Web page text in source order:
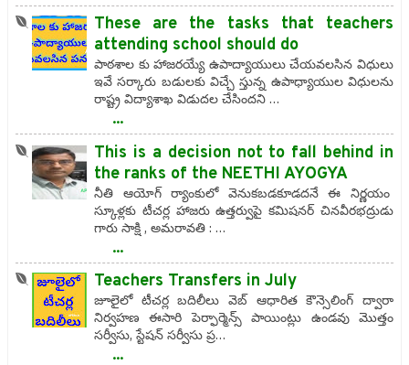
These are the tasks that teachers
attending school should do
పాఠశాల కు హాజరయ్యే ఉపాద్యాయులు చేయవలసిన విధులు
ఇవే సర్కారు బడులకు విచ్చే స్తున్న ఉపాధ్యాయుల విధులను
రాష్ట్ర విద్యాశాఖ విడుదల చేసిందని …
...
This is a decision not to fall behind in
the ranks of the NEETHI AYOGYA
నీతి ఆయోగ్ ర్యాంకులో వెనుకబడకూడదనే ఈ నిర్ణయం
స్కూళ్లకు టీచర్ల హాజరు ఉత్తర్వుపై కమిషనర్ చినవీరభద్రుడు
గారు సాక్షి , అమరావతి : …
...
Teachers Transfers in July
జూలైలో టీచర్ల బదిలీలు వెబ్‌ ఆధారిత కౌన్సెలింగ్‌ ద్వారా
నిర్వహణ ఈసారి పెర్ఫార్మెన్స్‌ పాయింట్లు ఉండవు మొత్తం
సర్వీసు, స్టేషన్‌ సర్వీసు ప్ర…
...